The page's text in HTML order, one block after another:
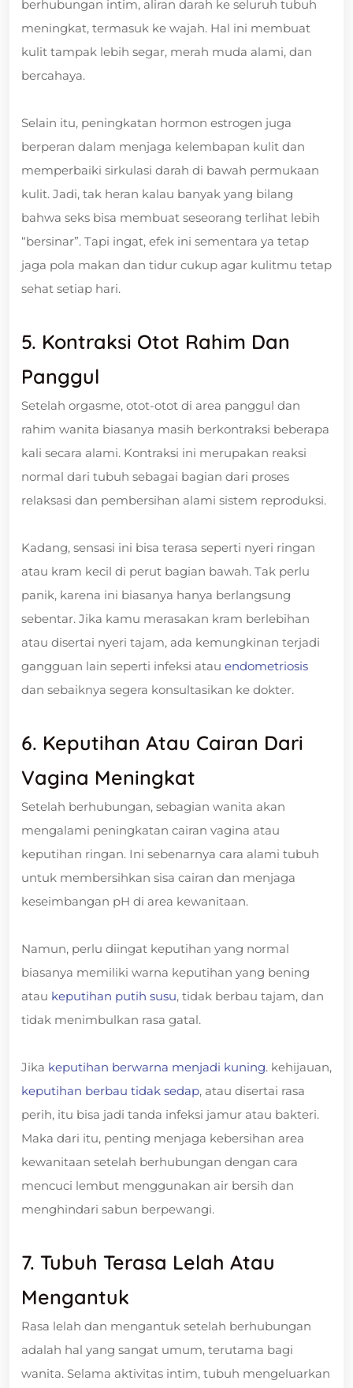
berhubungan intim, aliran darah ke seluruh tubuh
meningkat, termasuk ke wajah. Hal ini membuat
kulit tampak lebih segar, merah muda alami, dan
bercahaya.
Selain itu, peningkatan hormon estrogen juga
berperan dalam menjaga kelembapan kulit dan
memperbaiki sirkulasi darah di bawah permukaan
kulit. Jadi, tak heran kalau banyak yang bilang
bahwa seks bisa membuat seseorang terlihat lebih
“bersinar”. Tapi ingat, efek ini sementara ya tetap
jaga pola makan dan tidur cukup agar kulitmu tetap
sehat setiap hari.
5. Kontraksi Otot Rahim Dan
Panggul
Setelah orgasme, otot-otot di area panggul dan
rahim wanita biasanya masih berkontraksi beberapa
kali secara alami. Kontraksi ini merupakan reaksi
normal dari tubuh sebagai bagian dari proses
relaksasi dan pembersihan alami sistem reproduksi.
Kadang, sensasi ini bisa terasa seperti nyeri ringan
atau kram kecil di perut bagian bawah. Tak perlu
panik, karena ini biasanya hanya berlangsung
sebentar. Jika kamu merasakan kram berlebihan
atau disertai nyeri tajam, ada kemungkinan terjadi
gangguan lain seperti infeksi atau endometriosis
dan sebaiknya segera konsultasikan ke dokter.
6. Keputihan Atau Cairan Dari
Vagina Meningkat
Setelah berhubungan, sebagian wanita akan
mengalami peningkatan cairan vagina atau
keputihan ringan. Ini sebenarnya cara alami tubuh
untuk membersihkan sisa cairan dan menjaga
keseimbangan pH di area kewanitaan.
Namun, perlu diingat keputihan yang normal
biasanya memiliki warna keputihan yang bening
atau keputihan putih susu, tidak berbau tajam, dan
tidak menimbulkan rasa gatal.
Jika keputihan berwarna menjadi kuning. kehijauan,
keputihan berbau tidak sedap, atau disertai rasa
perih, itu bisa jadi tanda infeksi jamur atau bakteri.
Maka dari itu, penting menjaga kebersihan area
kewanitaan setelah berhubungan dengan cara
mencuci lembut menggunakan air bersih dan
menghindari sabun berpewangi.
7. Tubuh Terasa Lelah Atau
Mengantuk
Rasa lelah dan mengantuk setelah berhubungan
adalah hal yang sangat umum, terutama bagi
wanita. Selama aktivitas intim, tubuh mengeluarkan